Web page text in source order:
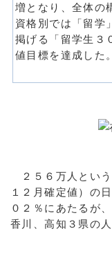
増となり、全体の
資格別では「留学
掲げる「留学生３
値目標を達成した。
２５６万人とい
１２月確定値）の
０２％にあたるが
香川、高知３県の